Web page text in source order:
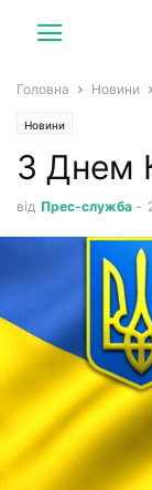
Головна Новини
Новини
З Днем
від Прес-служба -